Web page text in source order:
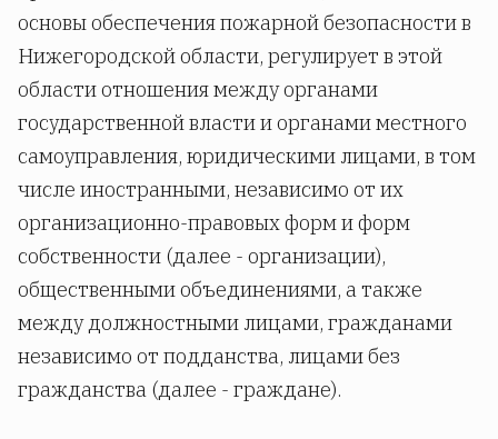
основы обеспечения пожарной безопасности в
Нижегородской области, регулирует в этой
области отношения между органами
государственной власти и органами местного
самоуправления, юридическими лицами, в том
числе иностранными, независимо от их
организационно-правовых форм и форм
собственности (далее - организации),
общественными объединениями, а также
между должностными лицами, гражданами
независимо от подданства, лицами без
гражданства (далее - граждане).